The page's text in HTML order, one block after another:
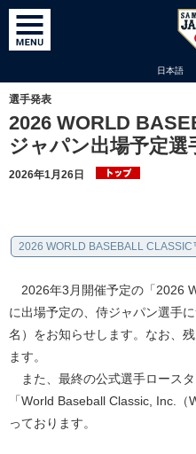
日本語
選手発表
2026 WORLD
ジャパン出場予定選
2026年1月26日
2026 WORLD BASEBALL
2026年3月開催予定の「2026
に出場予定の、侍ジャパン選手
名）をお知らせします。なお、
ます。
また、最終の公式選手ロース
「World Baseball Classic, Inc.
っております。